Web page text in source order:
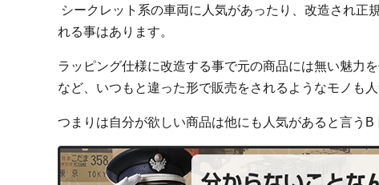
シークレット系の車両に人気があったり、改造され正
れる事はあります。
ラッピング仕様に改造する事で元の商品には無い魅力
など、いつもと違った形で販売をされるようなモノも人
つまりは自分が欲しい商品は他にも人気があると言うB